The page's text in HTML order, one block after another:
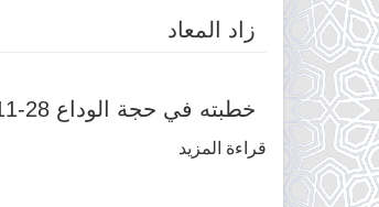
زاد المعاد
خطبته في حجة الوداع 28-11-1414هـ
قراءة المزيد